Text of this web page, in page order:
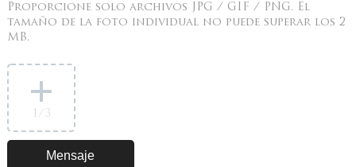
Proporcione solo archivos JPG / GIF / PNG. El
tamaño de la foto individual no puede superar los 2
MB.
1 /3